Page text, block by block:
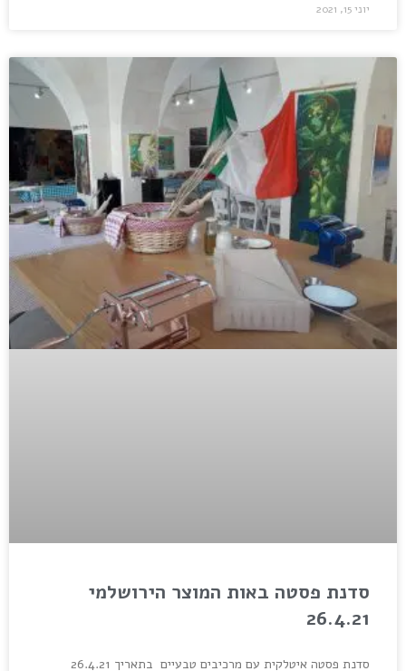
יוני 15, 2021
סדנת פסטה באות המוצר הירושלמי
26.4.21
סדנת פסטה איטלקית עם מרכיבים טבעיים בתאריך 26.4.21